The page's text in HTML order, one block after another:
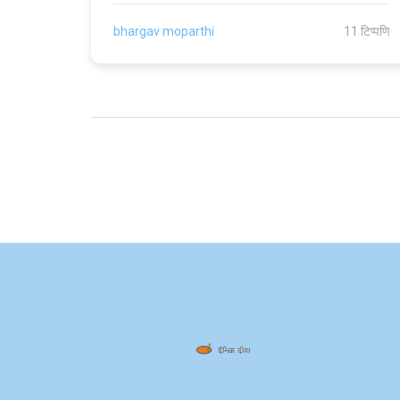
bhargav moparthi 11 टिप्पणि